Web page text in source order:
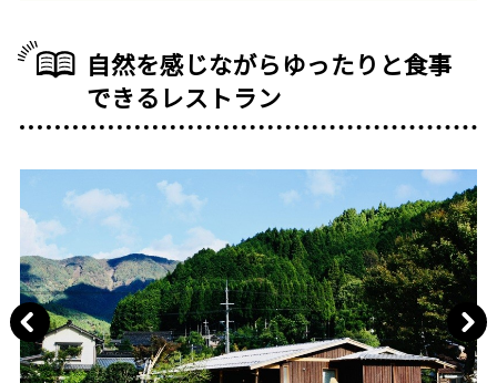
自然を感じながらゆったりと食事
できるレストラン